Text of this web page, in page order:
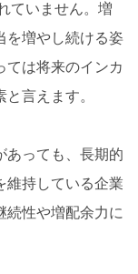
ていません。増
を増やし続ける姿
ては将来のインカ
言えます。
あっても、長期的
維持している企業
続性や増配余力に